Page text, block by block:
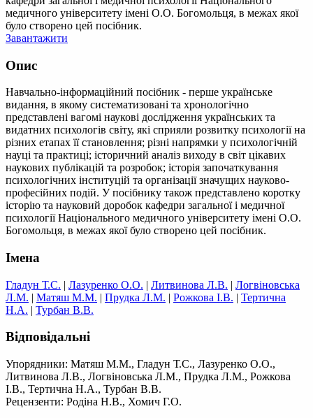
медичного університету імені О.О. Богомольця, в межах якої
було створено цей посібник.
Завантажити
Опис
Навчально-інформаційний посібник - перше українське
видання, в якому систематизовані та хронологічно
представлені вагомі наукові дослідження українських та
видатних психологів світу, які сприяли розвитку психології на
різних етапах її становлення; різні напрямки у психологічній
науці та практиці; історичний аналіз виходу в світ цікавих
наукових публікацій та розробок; історія започаткування
психологічних інституцій та організації значущих науково-
професійних подій. У посібнику також представлено коротку
історію та науковий доробок кафедри загальної і медичної
психології Національного медичного університету імені О.О.
Богомольця, в межах якої було створено цей посібник.
Імена
Гладун Т.С. | Лазуренко О.О. | Литвинова Л.В. | Логвіновська
Л.М. | Матяш М.М. | Прудка Л.М. | Рожкова І.В. | Тертична
Н.А. | Турбан В.В.
Відповідальні
Упорядники: Матяш М.М., Гладун Т.С., Лазуренко О.О.,
Литвинова Л.В., Логвіновська Л.М., Прудка Л.М., Рожкова
І.В., Тертична Н.А., Турбан В.В.
Рецензенти: Родіна Н.В., Хомич Г.О.